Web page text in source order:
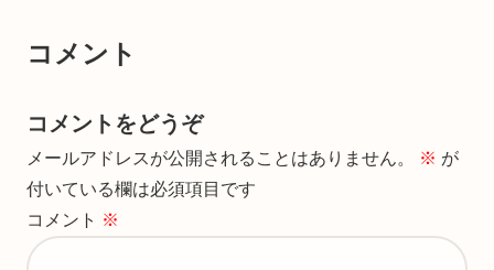
コメント
コメントをどうぞ
メールアドレスが公開されることはありません。 ※ が
付いている欄は必須項目です
コメント ※